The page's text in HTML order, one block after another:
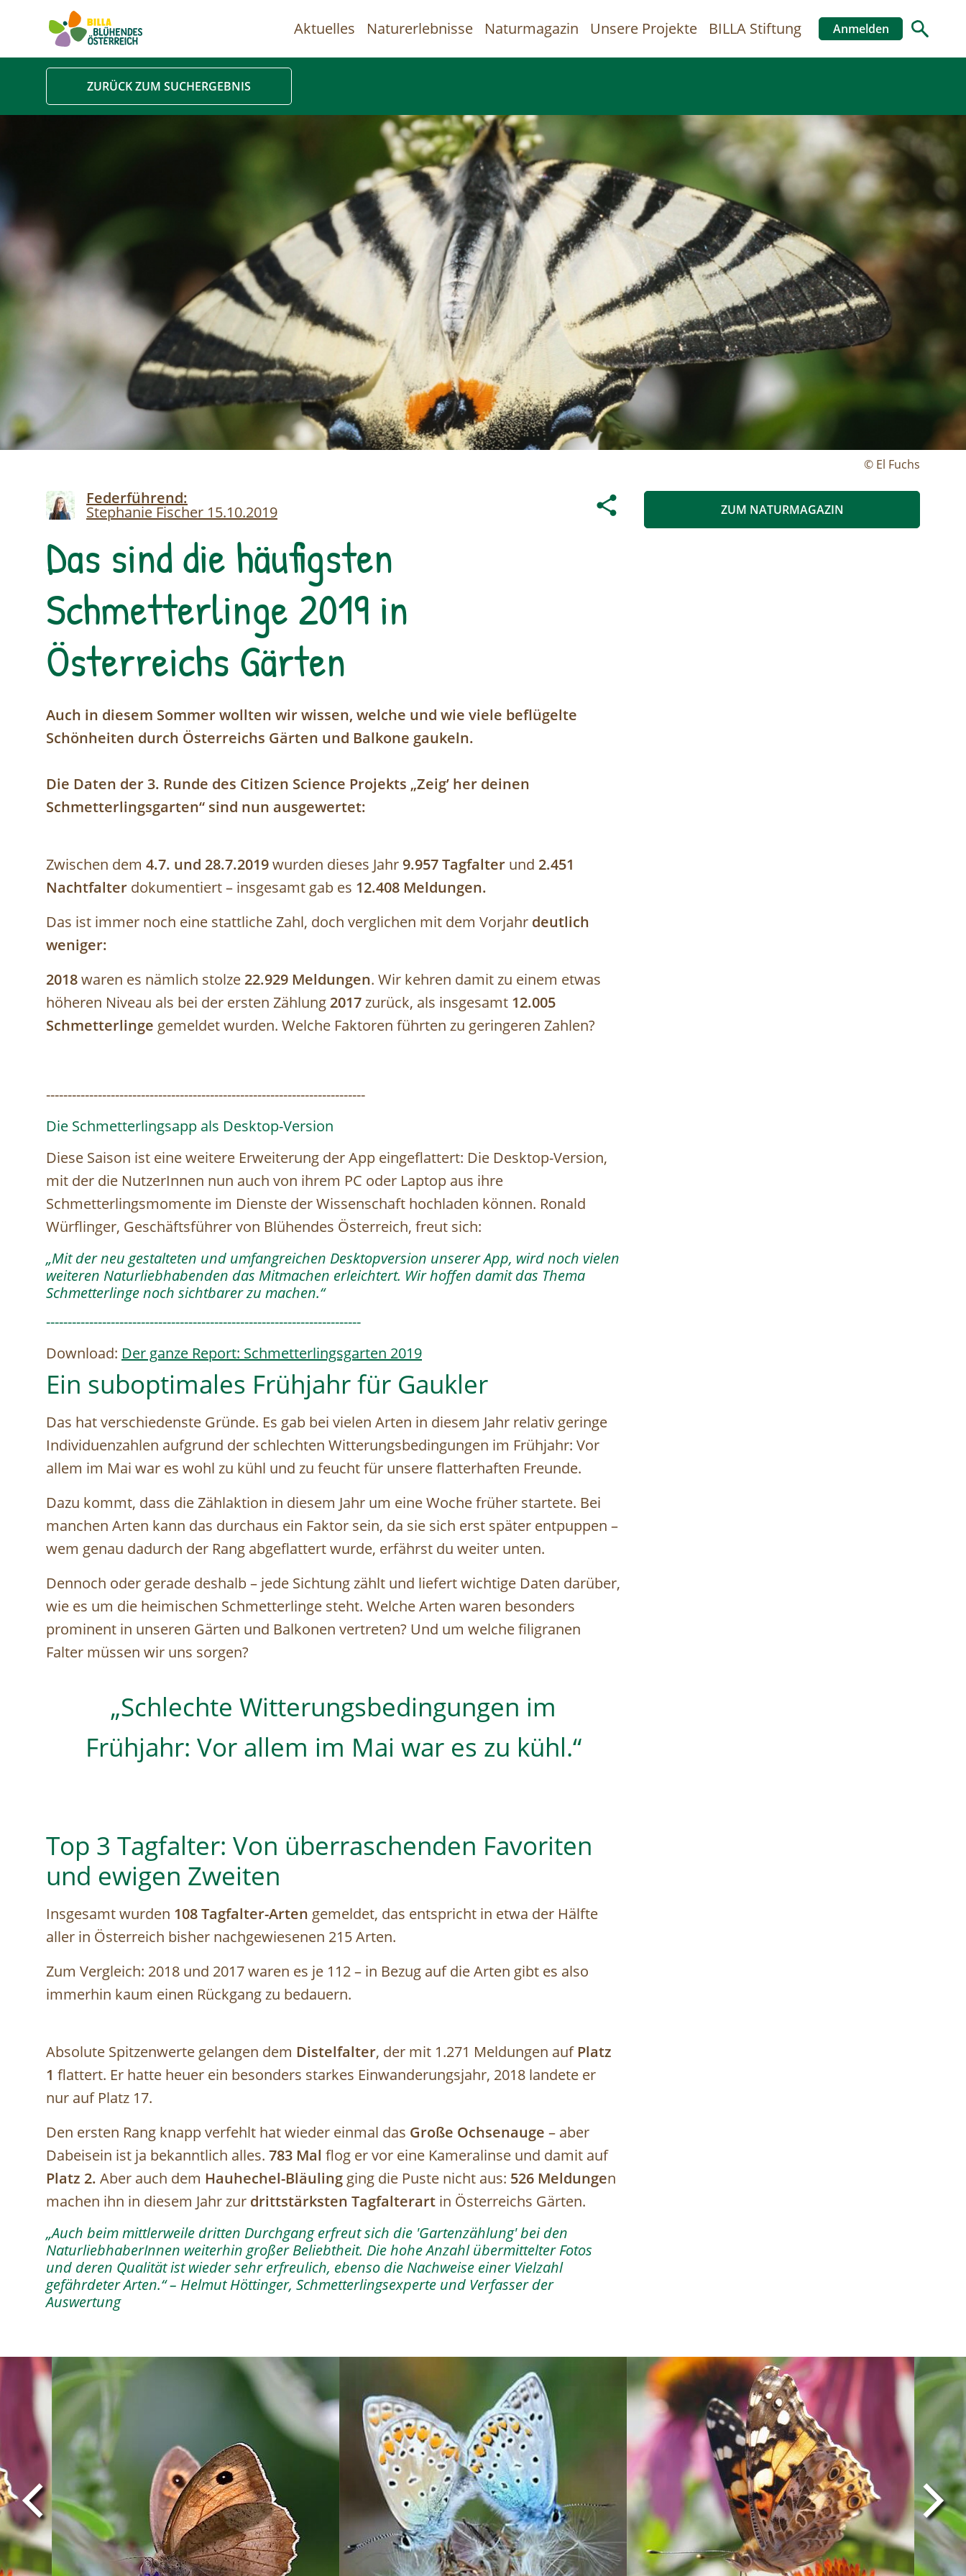
Inhalt
Hauptnavigation
Aktuelles Naturerlebnisse Naturmagazin Unsere Projekte BILLA Stiftung Anmelden
ZURÜCK ZUM SUCHERGEBNIS
© El Fuchs
ImageFederführend:
Stephanie Fischer 15.10.2019
Das sind die häufigsten
Schmetterlinge 2019 in
Österreichs Gärten
ZUM NATURMAGAZIN
Auch in diesem Sommer wollten wir wissen, welche und wie viele beflügelte
Schönheiten durch Österreichs Gärten und Balkone gaukeln.
Die Daten der 3. Runde des Citizen Science Projekts „Zeig’ her deinen
Schmetterlingsgarten“ sind nun ausgewertet:
Zwischen dem 4.7. und 28.7.2019wurden dieses Jahr9.957 Tagfalter und 2.451
Nachtfalter dokumentiert – insgesamt gab es 12.408 Meldungen.
Das ist immer noch eine stattliche Zahl, doch verglichen mit dem Vorjahr deutlich
weniger:
2018waren es nämlich stolze22.929 Meldungen. Wir kehren damit zu einem etwas
höheren Niveau als bei der ersten Zählung2017zurück, als insgesamt 12.005
Schmetterlinge gemeldet wurden. Welche Faktoren führten zu geringeren Zahlen?
--------------------------------------------------------------------------
Die Schmetterlingsapp als Desktop-Version
Diese Saison ist eine weitere Erweiterung der App eingeflattert: Die Desktop-Version,
mit der die NutzerInnen nun auch von ihrem PC oder Laptop aus ihre
Schmetterlingsmomente im Dienste der Wissenschaft hochladen können. Ronald
Würflinger, Geschäftsführer von Blühendes Österreich, freut sich:
„Mit der neu gestalteten und umfangreichen Desktopversion unserer App, wird noch vielen
weiteren Naturliebhabenden das Mitmachen erleichtert. Wir hoffen damit das Thema
Schmetterlinge noch sichtbarer zu machen.“
-------------------------------------------------------------------------
Download: Der ganze Report: Schmetterlingsgarten 2019
Ein suboptimales Frühjahr für Gaukler
Das hat verschiedenste Gründe. Es gab bei vielen Arten in diesem Jahr relativ geringe
Individuenzahlen aufgrund der schlechten Witterungsbedingungen im Frühjahr: Vor
allem im Mai war es wohl zu kühl und zu feucht für unsere flatterhaften Freunde.
Dazu kommt, dass die Zählaktion in diesem Jahr um eine Woche früher startete. Bei
manchen Arten kann das durchaus ein Faktor sein, da sie sich erst später entpuppen –
wem genau dadurch der Rang abgeflattert wurde, erfährst du weiter unten.
Dennoch oder gerade deshalb – jede Sichtung zählt und liefert wichtige Daten darüber,
wie es um die heimischen Schmetterlinge steht. Welche Arten waren besonders
prominent in unseren Gärten und Balkonen vertreten? Und um welche filigranen
Falter müssen wir uns sorgen?
„Schlechte Witterungsbedingungen im
Frühjahr: Vor allem im Mai war es zu kühl.“
Top 3 Tagfalter: Von überraschenden Favoriten
und ewigen Zweiten
Insgesamt wurden 108 Tagfalter-Arten gemeldet, das entspricht in etwa der Hälfte
aller in Österreich bisher nachgewiesenen 215 Arten.
Zum Vergleich: 2018 und 2017 waren es je 112 – in Bezug auf die Arten gibt es also
immerhin kaum einen Rückgang zu bedauern.
Absolute Spitzenwerte gelangen dem Distelfalter, der mit 1.271 Meldungen aufPlatz
1 flattert. Er hatte heuer ein besonders starkes Einwanderungsjahr, 2018 landete er
nur auf Platz 17.
Den ersten Rang knapp verfehlt hat wieder einmal das Große Ochsenauge – aber
Dabeisein ist ja bekanntlich alles. 783 Mal flog er vor eine Kameralinse und damit auf
Platz 2. Aber auch dem Hauhechel-Bläuling ging die Puste nicht aus: 526 Meldungen
machen ihn in diesem Jahr zur drittstärksten Tagfalterart in Österreichs Gärten.
„Auch beim mittlerweile dritten Durchgang erfreut sich die 'Gartenzählung' bei den
NaturliebhaberInnen weiterhin großer Beliebtheit. Die hohe Anzahl übermittelter Fotos
und deren Qualität ist wieder sehr erfreulich, ebenso die Nachweise einer Vielzahl
gefährdeter Arten.“ – Helmut Höttinger, Schmetterlingsexperte und Verfasser der
Auswertung
Image Image Image